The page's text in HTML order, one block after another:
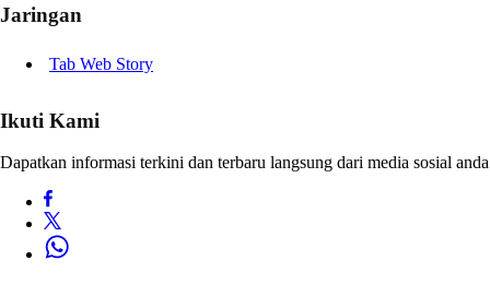
Jaringan
Tab Web Story
Ikuti Kami
Dapatkan informasi terkini dan terbaru langsung dari media sosial anda